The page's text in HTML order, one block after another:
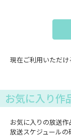
現在ご利用いただ
お気に入り作
お気に入りの放送
放送スケジュールの